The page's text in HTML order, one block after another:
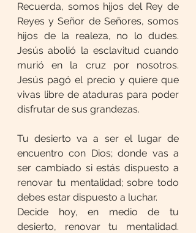
Recuerda, somos hijos del Rey de
Reyes y Señor de Señores, somos
hijos de la realeza, no lo dudes.
Jesús abolió la esclavitud cuando
murió en la cruz por nosotros.
Jesús pagó el precio y quiere que
vivas libre de ataduras para poder
disfrutar de sus grandezas.
Tu desierto va a ser el lugar de
encuentro con Dios; donde vas a
ser cambiado si estás dispuesto a
renovar tu mentalidad; sobre todo
debes estar dispuesto a luchar.
Decide hoy, en medio de tu
desierto, renovar tu mentalidad.